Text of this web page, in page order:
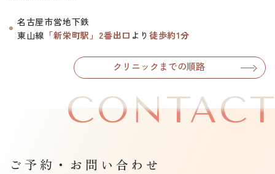
名古屋市営地下鉄
東山線 「新栄町駅」2番出口 より 徒歩約1分
クリニックまでの順路
ご予約・お問い合わせ